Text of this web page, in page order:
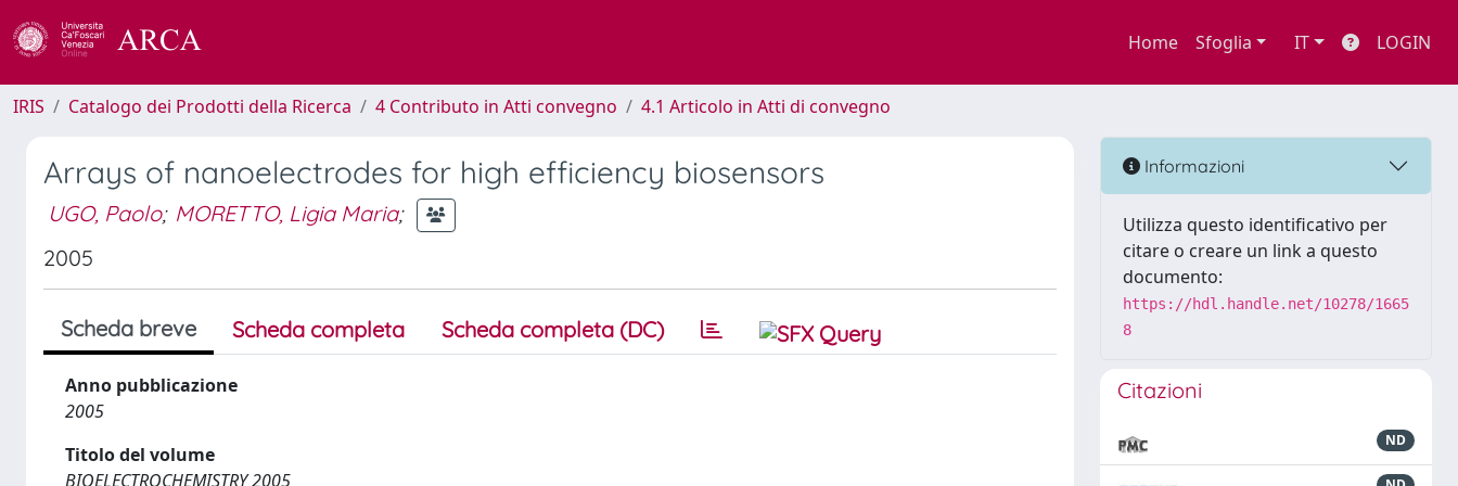
Home Sfoglia IT LOGIN
IRIS Catalogo dei Prodotti della Ricerca 4 Contributo in Atti convegno 4.1 Articolo in Atti di convegno
Arrays of nanoelectrodes for high efficiency biosensors
UGO, Paolo; MORETTO, Ligia Maria;
2005
Scheda breve Scheda completa Scheda completa (DC)
Anno pubblicazione
2005
Titolo del volume
BIOELECTROCHEMISTRY 2005
Informazioni
Utilizza questo identificativo per
citare o creare un link a questo
documento:
https://hdl.handle.net/10278/1665
8
Citazioni
ND